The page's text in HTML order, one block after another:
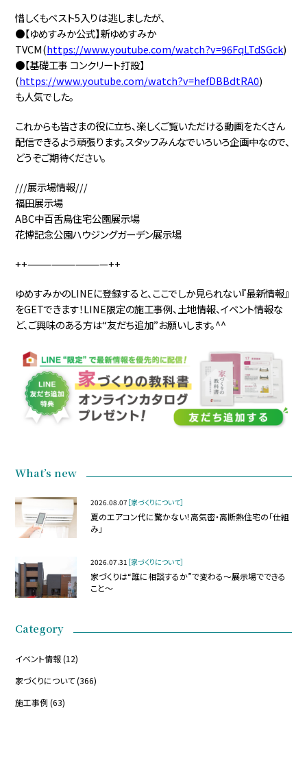
惜しくもベスト5入りは逃しましたが、
●【ゆめすみか公式】新ゆめすみか
TVCM(https://www.youtube.com/watch?v=96FqLTdSGck)
●【基礎工事 コンクリート打設】
(https://www.youtube.com/watch?v=hefDBBdtRA0)
も人気でした。
これからも皆さまの役に立ち、楽しくご覧いただける動画をたくさん
配信できるよう頑張ります。スタッフみんなでいろいろ企画中なので、
どうぞご期待ください。
///展示場情報///
福田展示場
ABC中百舌鳥住宅公園展示場
花博記念公園ハウジングガーデン展示場
++——————————++
ゆめすみかのLINEに登録すると、ここでしか見られない『最新情報』
をGETできます！LINE限定の施工事例、土地情報、イベント情報な
ど、ご興味のある方は“友だち追加”お願いします。^^
What’s new
2026.08.07 ［家づくりについて］
夏のエアコン代に驚かない！高気密・高断熱住宅の「仕組
み」
2026.07.31 ［家づくりについて］
家づくりは“誰に相談するか”で変わる～展示場でできる
こと～
Category
イベント情報(12)
家づくりについて(366)
施工事例 (63)